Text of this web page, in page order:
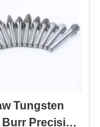
Tungsten
Precision